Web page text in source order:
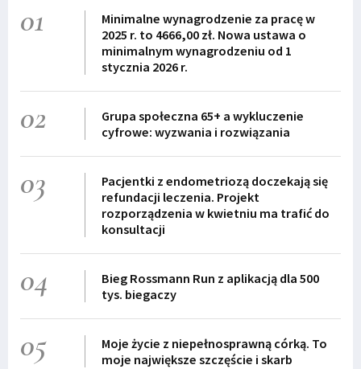
01
Minimalne wynagrodzenie za pracę w
2025 r. to 4666,00 zł. Nowa ustawa o
minimalnym wynagrodzeniu od 1
stycznia 2026 r.
02
Grupa społeczna 65+ a wykluczenie
cyfrowe: wyzwania i rozwiązania
03
Pacjentki z endometriozą doczekają się
refundacji leczenia. Projekt
rozporządzenia w kwietniu ma trafić do
konsultacji
04
Bieg Rossmann Run z aplikacją dla 500
tys. biegaczy
05
Moje życie z niepełnosprawną córką. To
moje największe szczęście i skarb